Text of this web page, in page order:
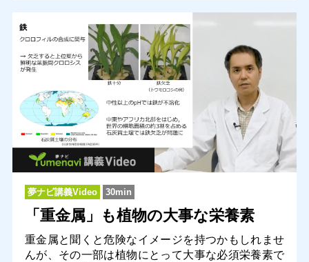
夢ナビ講義Video 30min
「重金属」も植物の大事な栄養素
重金属と聞くと危険なイメージを持つかもしれませ
んが、その一部は植物にとって大事な必須栄養素で